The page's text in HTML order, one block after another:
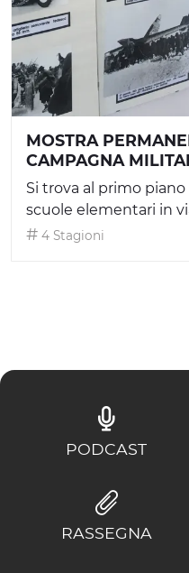
MOSTRA
CAMPAGNA
Si trova al primo
scuole elementari in
4 Stagioni
PODCAST
RASSEGNA